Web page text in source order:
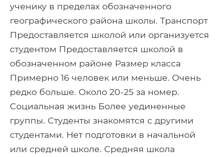
ученику в пределах обозначенного
географического района школы. Транспорт
Предоставляется школой или организуется
студентом Предоставляется школой в
обозначенном районе Размер класса
Примерно 16 человек или меньше. Очень
редко больше. Около 20-25 за номер.
Социальная жизнь Более уединенные
группы. Студенты знакомятся с другими
студентами. Нет подготовки в начальной
или средней школе. Средняя школа